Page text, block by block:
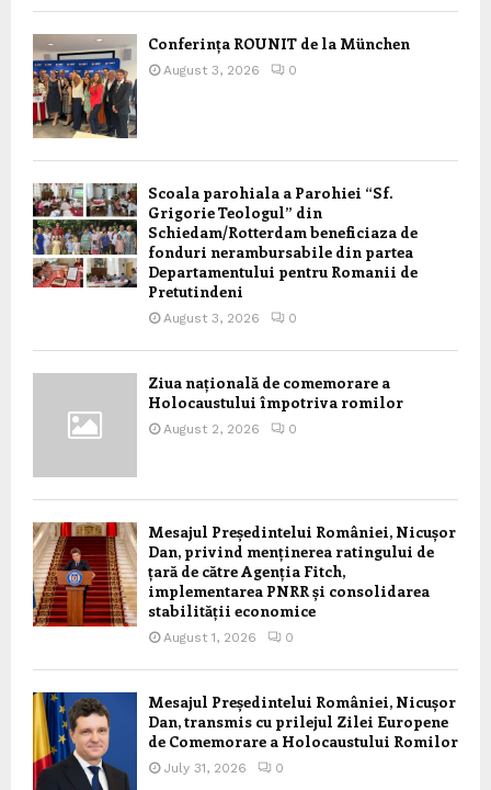
Conferința ROUNIT de la München
August 3, 2026 0
Scoala parohiala a Parohiei “Sf.
Grigorie Teologul” din
Schiedam/Rotterdam beneficiaza de
fonduri nerambursabile din partea
Departamentului pentru Romanii de
Pretutindeni
August 3, 2026 0
Ziua națională de comemorare a
Holocaustului împotriva romilor
August 2, 2026 0
Mesajul Președintelui României, Nicușor
Dan, privind menținerea ratingului de
țară de către Agenția Fitch,
implementarea PNRR și consolidarea
stabilității economice
August 1, 2026 0
Mesajul Președintelui României, Nicușor
Dan, transmis cu prilejul Zilei Europene
de Comemorare a Holocaustului Romilor
July 31, 2026 0